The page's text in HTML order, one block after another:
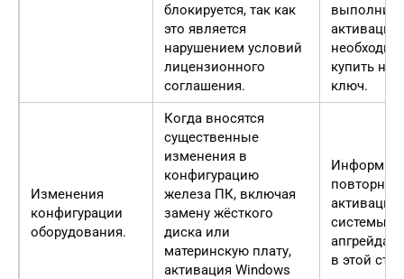
блокируется, так как
это является
нарушением условий
лицензионного
соглашения.
выполнить
активацию,
купить
ключ.
Изменения
конфигурации
оборудования.
Когда вносятся
существенные
изменения в
конфигурацию
железа ПК, включая
замену жёсткого
диска или
материнскую плату,
активация Windows
повторной
активации
системы
апгрейда
в этой